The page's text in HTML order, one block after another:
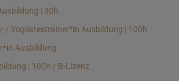
| 30h
/ Yogilatestrainer*in Ausbildung | 100h
Ausbildung
| 100h / B-Lizenz